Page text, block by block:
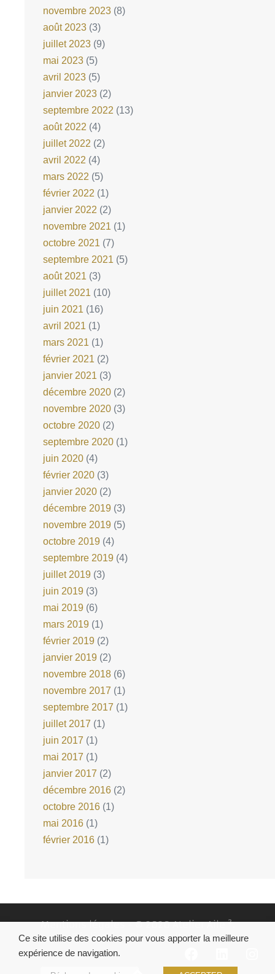
novembre 2023 (8)
août 2023 (3)
juillet 2023 (9)
mai 2023 (5)
avril 2023 (5)
janvier 2023 (2)
septembre 2022 (13)
août 2022 (4)
juillet 2022 (2)
avril 2022 (4)
mars 2022 (5)
février 2022 (1)
janvier 2022 (2)
novembre 2021 (1)
octobre 2021 (7)
septembre 2021 (5)
août 2021 (3)
juillet 2021 (10)
juin 2021 (16)
avril 2021 (1)
mars 2021 (1)
février 2021 (2)
janvier 2021 (3)
décembre 2020 (2)
novembre 2020 (3)
octobre 2020 (2)
septembre 2020 (1)
juin 2020 (4)
février 2020 (3)
janvier 2020 (2)
décembre 2019 (3)
novembre 2019 (5)
octobre 2019 (4)
septembre 2019 (4)
juillet 2019 (3)
juin 2019 (3)
mai 2019 (6)
mars 2019 (1)
février 2019 (2)
janvier 2019 (2)
novembre 2018 (6)
novembre 2017 (1)
septembre 2017 (1)
juillet 2017 (1)
juin 2017 (1)
mai 2017 (1)
janvier 2017 (2)
décembre 2016 (2)
octobre 2016 (1)
mai 2016 (1)
février 2016 (1)
Mentions légales- © 2020 Atelier Aile ².
RéalisationDN Consultants
Ce site utilise des cookies pour vous apporter la meilleure
expérience de navigation.